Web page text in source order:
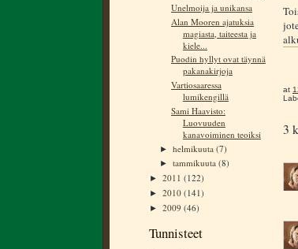
Unelmoija ja unikansa
Alan Mooren ajatuksia
magiasta, taiteesta ja
kiele...
Puodin hyllyt ovat täynnä
pakanakirjoja
Vartiosaaressa
lumikengillä
Sami Haavisto:
Luovuuden
kanavoiminen teoiksi
►helmikuuta(7)
►tammikuuta(8)
► 2011 (122)
► 2010 (141)
► 2009 (46)
Tunnisteet
at
3